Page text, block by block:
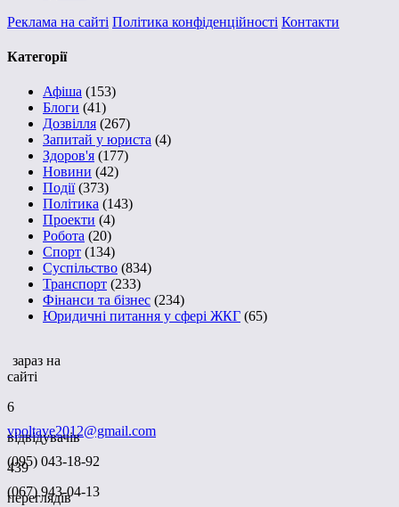
Реклама на сайті Політика конфіденційності Контакти
Категорії
Афіша (153)
Блоги (41)
Дозвілля (267)
Запитай у юриста (4)
Здоров'я (177)
Новини (42)
Події(373)
Політика (143)
Проекти (4)
Робота (20)
Спорт (134)
Суспільство (834)
Транспорт (233)
Фінанси та бізнес (234)
Юридичні питання у сфері ЖКГ (65)
зараз на
сайті
6
відвідувачів
439
переглядів
vpoltave2012@gmail.com
(095) 043-18-92
(067) 943-04-13